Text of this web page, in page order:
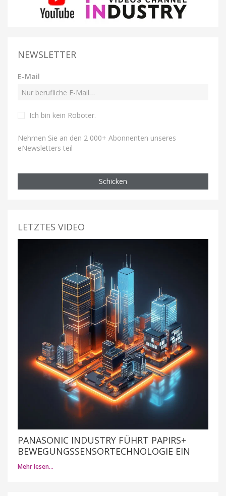
NEWSLETTER
E-Mail
Ich bin kein Roboter.
Nehmen Sie an den 2 000+ Abonnenten unseres
eNewsletters teil
Schicken
LETZTES VIDEO
PANASONIC INDUSTRY FÜHRT PAPIRS+
BEWEGUNGSSENSORTECHNOLOGIE EIN
Mehr lesen…